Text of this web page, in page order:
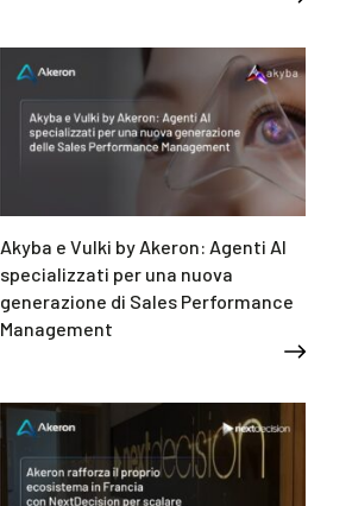
Akyba e Vulki by Akeron: Agenti AI
specializzati per una nuova
generazione di Sales Performance
Management